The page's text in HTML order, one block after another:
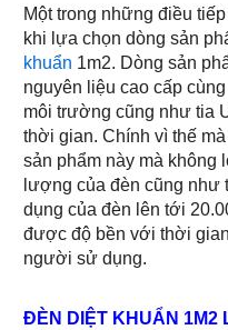
Một trong những điều
khi lựa chọn dòng sản
khuẩn 1m2. Dòng sản
nguyên liệu cao cấp
môi trường cũng như tia
thời gian. Chính vì thế
sản phẩm này mà không
lượng của đèn cũng
dụng của đèn lên tới
được độ bền với thời
người sử dụng.
ĐÈN DIỆT KHUẨN 1M2